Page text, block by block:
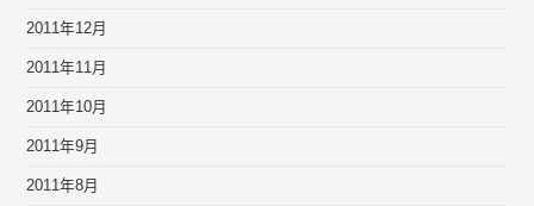
2011年12月
2011年11月
2011年10月
2011年9月
2011年8月